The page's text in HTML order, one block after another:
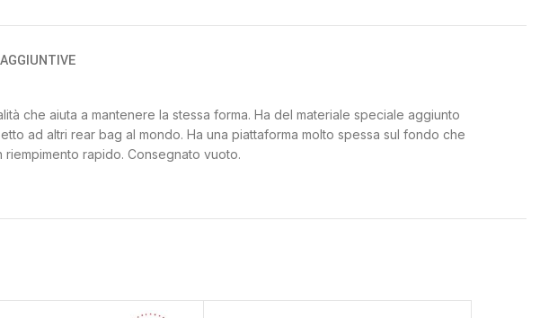
che aiuta a mantenere la stessa forma. Ha del materiale speciale aggiunto
ad altri rear bag al mondo. Ha una piattaforma molto spessa sul fondo che
rapido. Consegnato vuoto.